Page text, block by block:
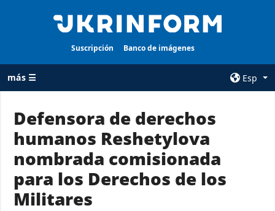
Suscripción Banco de imágenes
más ☰
Esp
TODAS LAS
CATEGORÍAS
Guerra
Reconstrucción
de Ucrania
AGENCIA
sobre la agencia
contacto
Defensora de derechos
humanos Reshetylova
nombrada comisionada
para los Derechos de los
Militares